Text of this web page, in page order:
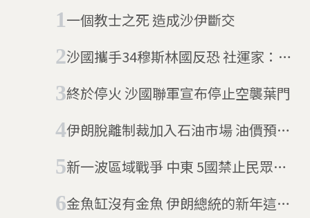
一個教士之死 造成沙伊斷交
沙國攜手34穆斯林國反恐 社運家：公
終於停火 沙國聯軍宣布停止空襲葉門
伊朗脫離制裁加入石油市場 油價預計
新一波區域戰爭 中東 5國禁止民眾到
金魚缸沒有金魚 伊朗總統的新年這樣